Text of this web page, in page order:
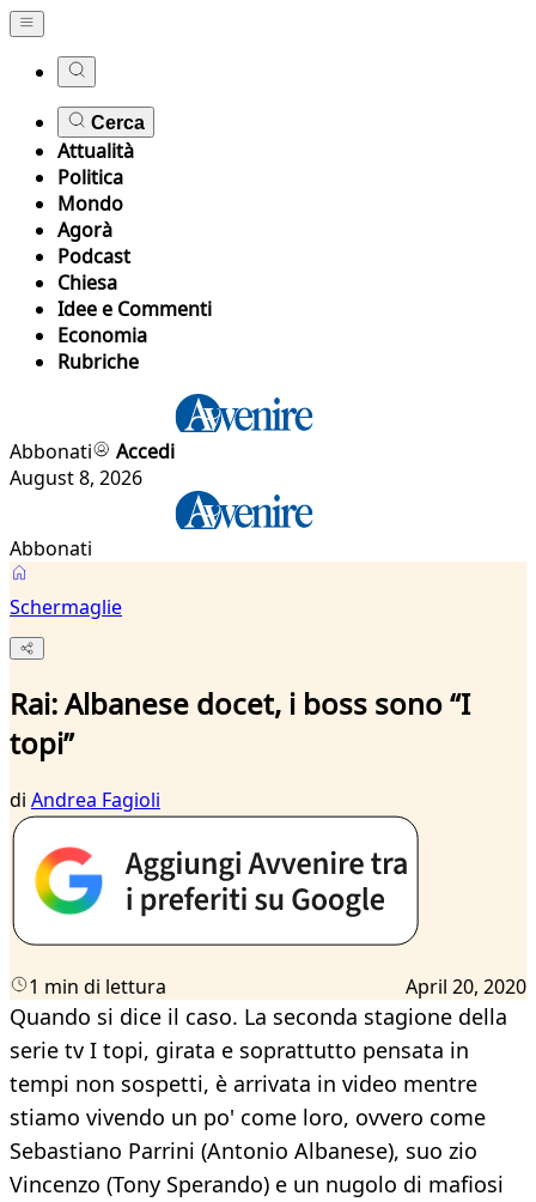
Cerca
Attualità
Politica
Mondo
Agorà
Podcast
Chiesa
Idee e Commenti
Economia
Rubriche
Abbonati
Accedi
August 8, 2026
Abbonati
Schermaglie
Rai: Albanese docet, i boss sono “I
topi”
di Andrea Fagioli
1 min di lettura April 20, 2020
Quando si dice il caso. La seconda stagione della
serie tv I topi, girata e soprattutto pensata in
tempi non sospetti, è arrivata in video mentre
stiamo vivendo un po' come loro, ovvero come
Sebastiano Parrini (Antonio Albanese), suo zio
Vincenzo (Tony Sperando) e un nugolo di mafiosi